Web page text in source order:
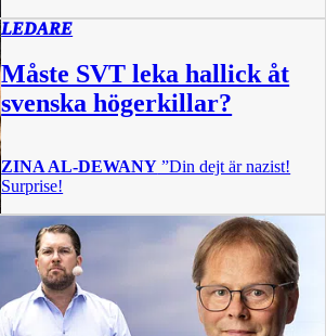
LEDARE
Måste SVT leka hallick åt
svenska högerkillar?
ZINA AL-DEWANY ”Din dejt är nazist!
Surprise!